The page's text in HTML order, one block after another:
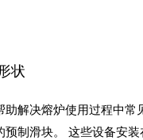
状
解决熔炉使用过程中常
预制滑块。 这些设备安